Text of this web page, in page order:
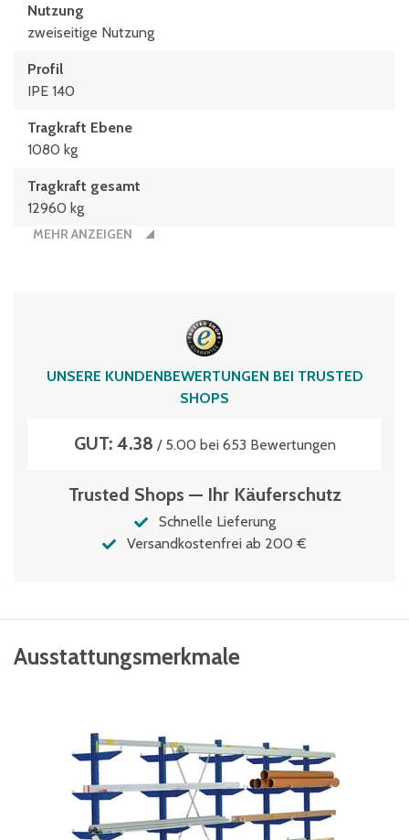
Nutzung
zweiseitige Nutzung
Profil
IPE 140
Tragkraft Ebene
1080 kg
Tragkraft gesamt
12960 kg
MEHR ANZEIGEN
UNSERE KUNDENBEWERTUNGEN BEI TRUSTED
SHOPS
GUT: 4.38 / 5.00 bei 653 Bewertungen
Trusted Shops — Ihr Käuferschutz
Schnelle Lieferung
Versandkostenfrei ab 200 €
Ausstattungsmerkmale